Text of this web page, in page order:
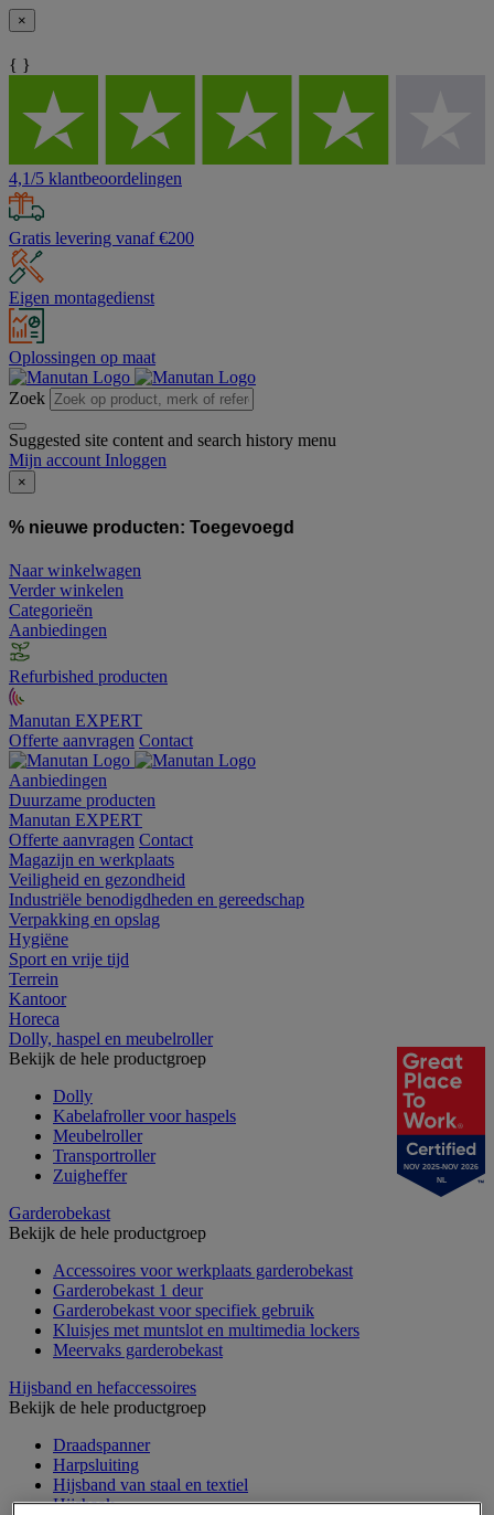
×
{ }
4,1/5 klantbeoordelingen
Gratis levering vanaf €200
Eigen montagedienst
Oplossingen op maat
Zoek
Suggested site content and search history menu
Mijn account Inloggen
×
% nieuwe producten: Toegevoegd
Naar winkelwagen
Verder winkelen
Categorieën
Aanbiedingen
Refurbished producten
Manutan EXPERT
Offerte aanvragen Contact
Aanbiedingen
Duurzame producten
Manutan EXPERT
Offerte aanvragen Contact
Magazijn en werkplaats
Veiligheid en gezondheid
Industriële benodigdheden en gereedschap
Verpakking en opslag
Hygiëne
Sport en vrije tijd
Terrein
Kantoor
Horeca
Dolly, haspel en meubelroller
Bekijk de hele productgroep
Dolly
Kabelafroller voor haspels
Meubelroller
Transportroller
Zuigheffer
Garderobekast
Bekijk de hele productgroep
Accessoires voor werkplaats garderobekast
Garderobekast 1 deur
Garderobekast voor specifiek gebruik
Kluisjes met muntslot en multimedia lockers
Meervaks garderobekast
Hijsband en hefaccessoires
Bekijk de hele productgroep
Draadspanner
Harpsluiting
Hijsband van staal en textiel
Hijshaak
NOV 2025-NOV 2026
NL